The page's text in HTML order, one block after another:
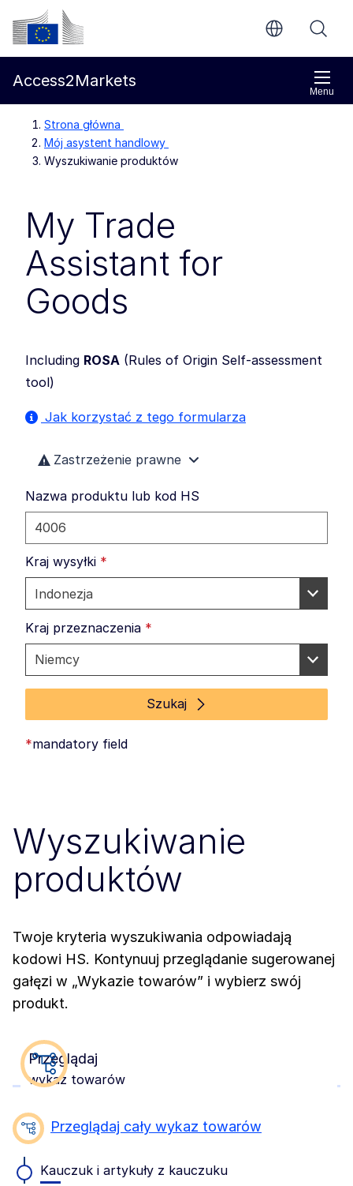
Przejdź do głównej treści
Komisja Europejska
Menu
Access2Markets
Strona główna
Mój asystent handlowy
Wyszukiwanie produktów
My Trade
Assistant for
Goods
Including ROSA (Rules of Origin Self-assessment
tool)
Jak korzystać z tego formularza
Zastrzeżenie prawne
Nazwa produktu lub kod HS
Kraj wysyłki *
Kraj przeznaczenia *
Szukaj
*mandatory field
Wyszukiwanie
produktów
Twoje kryteria wyszukiwania odpowiadają
kodowi HS. Kontynuuj przeglądanie sugerowanej
gałęzi w „Wykazie towarów” i wybierz swój
produkt.
Przeglądaj
wykaz towarów
Przeglądaj cały wykaz towarów
Kauczuk i artykuły z kauczuku